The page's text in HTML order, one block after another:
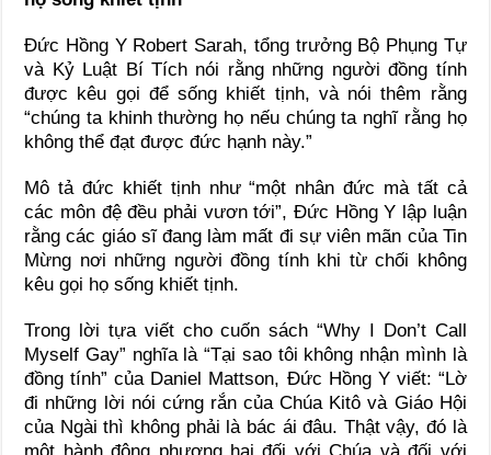
Đức Hồng Y Robert Sarah, tổng trưởng Bộ Phụng Tự
và Kỷ Luật Bí Tích nói rằng những người đồng tính
được kêu gọi để sống khiết tịnh, và nói thêm rằng
“chúng ta khinh thường họ nếu chúng ta nghĩ rằng họ
không thể đạt được đức hạnh này.”
Mô tả đức khiết tịnh như “một nhân đức mà tất cả
các môn đệ đều phải vươn tới”, Đức Hồng Y lập luận
rằng các giáo sĩ đang làm mất đi sự viên mãn của Tin
Mừng nơi những người đồng tính khi từ chối không
kêu gọi họ sống khiết tịnh.
Trong lời tựa viết cho cuốn sách “Why I Don’t Call
Myself Gay” nghĩa là “Tại sao tôi không nhận mình là
đồng tính” của Daniel Mattson, Đức Hồng Y viết: “Lờ
đi những lời nói cứng rắn của Chúa Kitô và Giáo Hội
của Ngài thì không phải là bác ái đâu. Thật vậy, đó là